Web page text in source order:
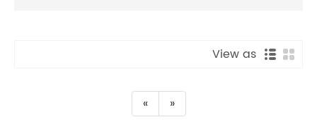
View as
« »